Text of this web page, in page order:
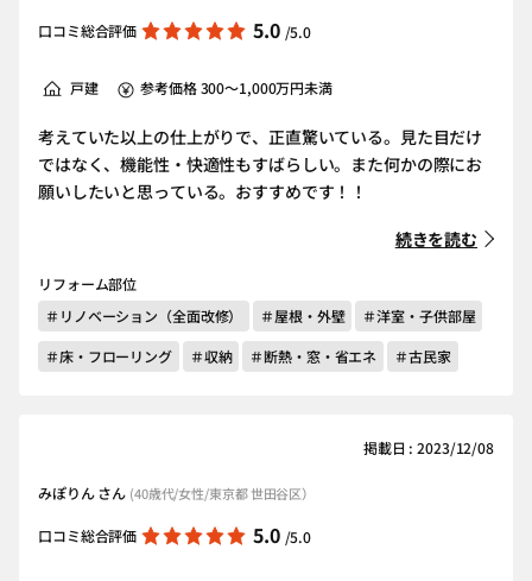
口コミ総合評価 5.0 /5.0
戸建 参考価格 300～1,000万円未満
考えていた以上の仕上がりで、正直驚いている。見た目だけ
ではなく、機能性・快適性もすばらしい。また何かの際にお
願いしたいと思っている。おすすめです！！
続きを読む
リフォーム部位
＃リノベーション（全面改修）
＃屋根・外壁
＃洋室・子供部屋
＃床・フローリング
＃収納 ＃断熱・窓・省エネ ＃古民家
掲載日 : 2023/12/08
みぽりん さん (40歳代/女性/東京都 世田谷区）
口コミ総合評価 5.0 /5.0